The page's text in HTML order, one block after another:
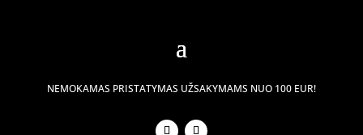
NEMOKAMAS PRISTATYMAS UŽSAKYMAMS NUO 100 EUR!